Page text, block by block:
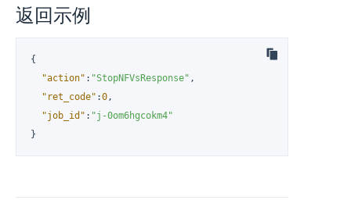
返回示例
{
"action" : "StopNFVsResponse" ,
"ret_code" :0,
"job_id" : "j-0om6hgcokm4"
}